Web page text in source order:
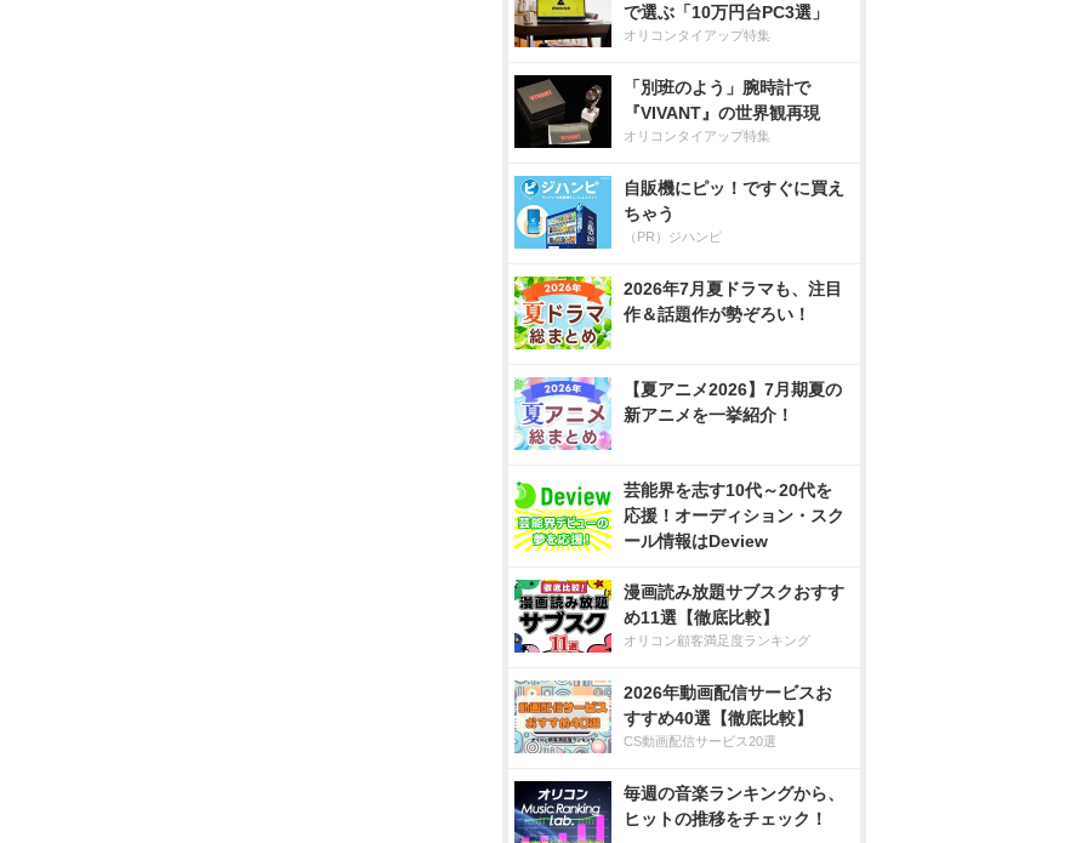
で選ぶ「10万円台PC3選」
オリコンタイアップ特集
「別班のよう」腕時計で
『VIVANT』の世界観再現
オリコンタイアップ特集
自販機にピッ！ですぐに買え
ちゃう
（PR）ジハンピ
2026年7月夏ドラマも、注目
作＆話題作が勢ぞろい！
【夏アニメ2026】7月期夏の
新アニメを一挙紹介！
芸能界を志す10代～20代を
応援！オーディション・スク
ール情報はDeview
漫画読み放題サブスクおすす
め11選【徹底比較】
オリコン顧客満足度ランキング
2026年動画配信サービスお
すすめ40選【徹底比較】
CS動画配信サービス20選
毎週の音楽ランキングから、
ヒットの推移をチェック！